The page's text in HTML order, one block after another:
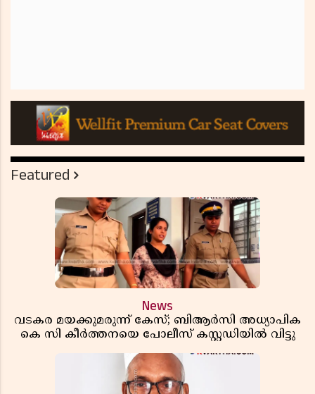
Featured
News
വടകര മയക്കുമരുന്ന് കേസ്; ബിആർസി അധ്യാപിക
കെ സി കീർത്തനയെ പോലീസ് കസ്റ്റഡിയിൽ വിട്ടു